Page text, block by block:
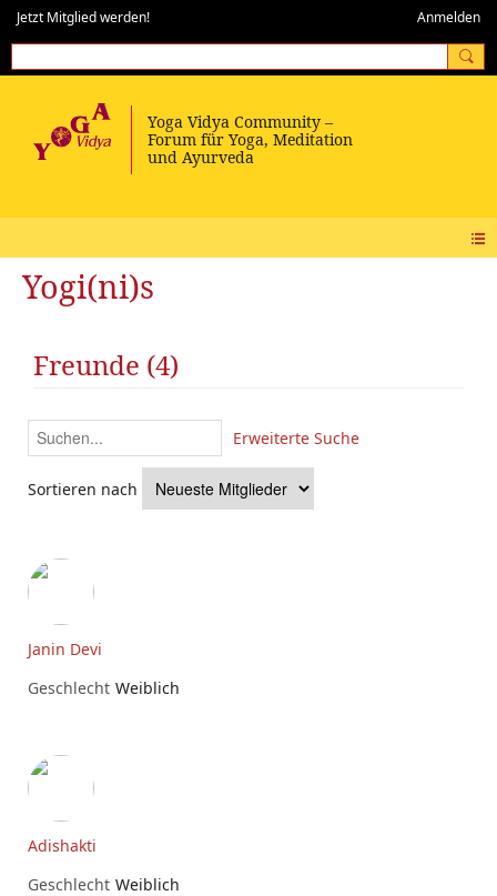
Jetzt Mitglied werden! Anmelden
Yogi(ni)s
Freunde (4)
Sortieren nach
Erweiterte Suche
Janin Devi
Geschlecht Weiblich
Adishakti
Geschlecht Weiblich